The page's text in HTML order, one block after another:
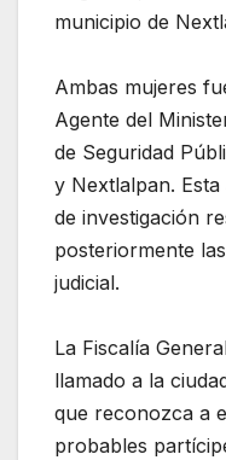
municipio de
Ambas mujeres
Agente del
de Seguridad
y Nextlalpan.
de investigación
posteriormente
judicial.
La Fiscalía
llamado a la
que reconozca a
probables